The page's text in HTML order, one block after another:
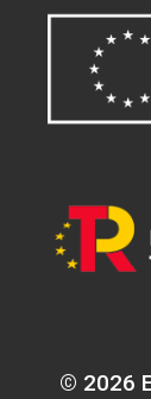
© 2026